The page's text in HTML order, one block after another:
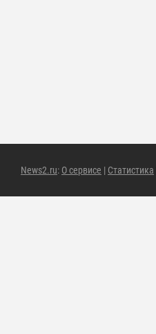
News2.ru: О сервисе | Статистика